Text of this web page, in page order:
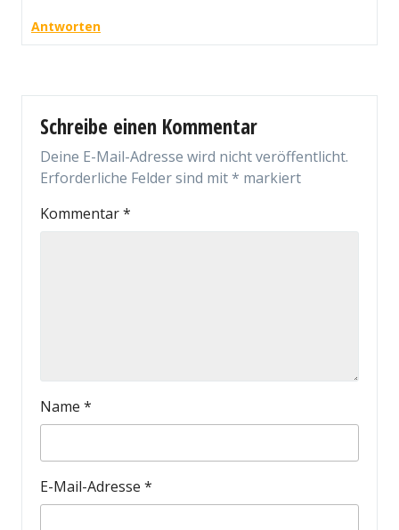
Antworten
Schreibe einen Kommentar
Deine E-Mail-Adresse wird nicht veröffentlicht.
Erforderliche Felder sind mit* markiert
Kommentar*
Name *
E-Mail-Adresse *